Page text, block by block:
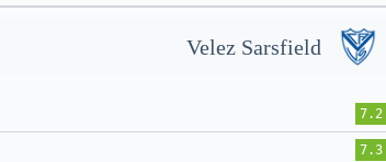
Velez Sarsfield
7.2
7.3